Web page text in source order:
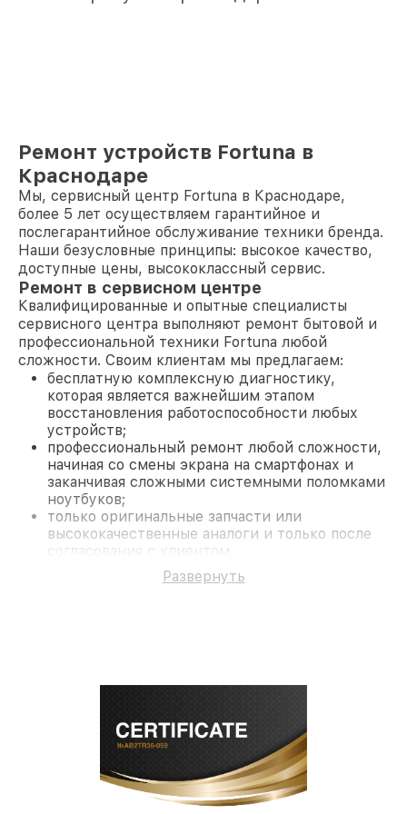
Ремонт устройств Fortuna в
Краснодаре
Мы, сервисный центр Fortuna в Краснодаре,
более 5 лет осуществляем гарантийное и
послегарантийное обслуживание техники бренда.
Наши безусловные принципы: высокое качество,
доступные цены, высококлассный сервис.
Ремонт в сервисном центре
Квалифицированные и опытные специалисты
сервисного центра выполняют ремонт бытовой и
профессиональной техники Fortuna любой
сложности. Своим клиентам мы предлагаем:
бесплатную комплексную диагностику,
которая является важнейшим этапом
восстановления работоспособности любых
устройств;
профессиональный ремонт любой сложности,
начиная со смены экрана на смартфонах и
заканчивая сложными системными поломками
ноутбуков;
только оригинальные запчасти или
высококачественные аналоги и только после
согласования с клиентом.
На все работы и замененные комплектующие
предоставляется длительная гарантия. В случае
современное оборудование и
лицензированное ПО в ремонтно-
диагностических мастерских;
собственный склад комплектующих, что
позволяет сократить сроки
Развернуть